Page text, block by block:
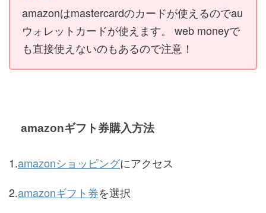
amazonはmastercardのカードが使えるのでau
ウォレットカードが使えます。 web moneyで
も直接使えないのもあるので注意！
amazonギフト券購入方法
1.amazonショッピングにアクセス
2.amazonギフト券を選択